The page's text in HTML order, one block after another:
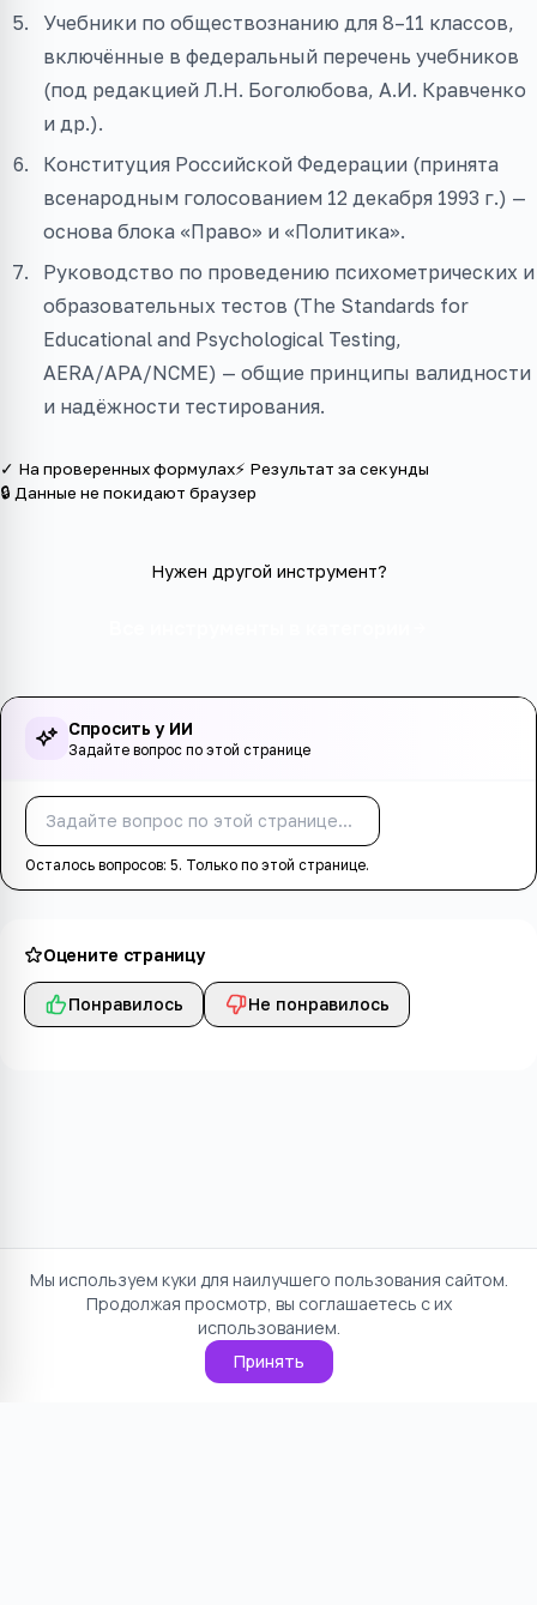
Учебники по обществознанию для 8–11 классов,
включённые в федеральный перечень учебников
(под редакцией Л.Н. Боголюбова, А.И. Кравченко
и др.).
Конституция Российской Федерации (принята
всенародным голосованием 12 декабря 1993 г.) —
основа блока «Право» и «Политика».
Руководство по проведению психометрических и
образовательных тестов (The Standards for
Educational and Psychological Testing,
AERA/APA/NCME) — общие принципы валидности
и надёжности тестирования.
✓ На проверенных формулах⚡ Результат за секунды
🔒 Данные не покидают браузер
Нужен другой инструмент?
Спросить у ИИ
Задайте вопрос по этой странице
Осталось вопросов: 5. Только по этой странице.
Оцените страницу
Понравилось Не понравилось
Мы используем куки для наилучшего пользования сайтом.
Продолжая просмотр, вы соглашаетесь с их
использованием.
Принять